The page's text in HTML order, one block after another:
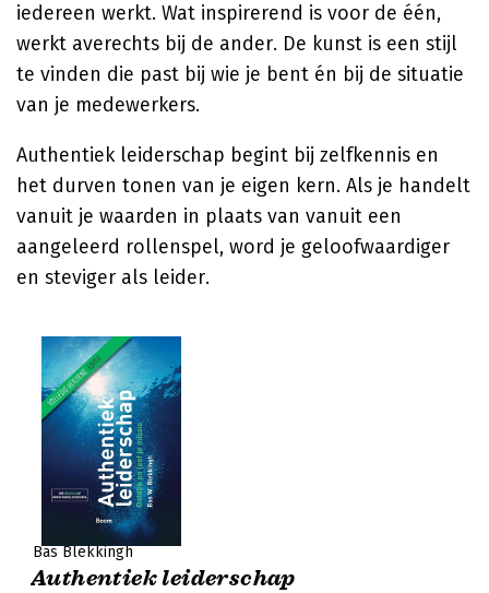
iedereen werkt. Wat inspirerend is voor de één,
werkt averechts bij de ander. De kunst is een stijl
te vinden die past bij wie je bent én bij de situatie
van je medewerkers.
Authentiek leiderschap begint bij zelfkennis en
het durven tonen van je eigen kern. Als je handelt
vanuit je waarden in plaats van vanuit een
aangeleerd rollenspel, word je geloofwaardiger
en steviger als leider.
Bas Blekkingh
Authentiek leiderschap